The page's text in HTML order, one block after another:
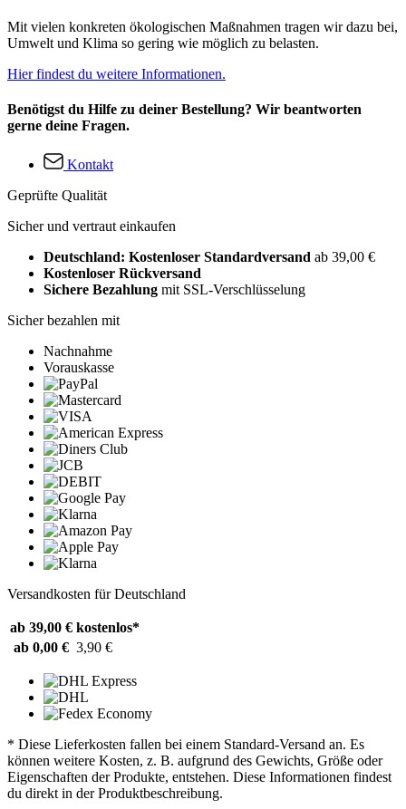
Mit vielen konkreten ökologischen Maßnahmen tragen wir dazu bei,
Umwelt und Klima so gering wie möglich zu belasten.
Hier findest du weitere Informationen.
Benötigst du Hilfe zu deiner Bestellung? Wir beantworten
gerne deine Fragen.
Kontakt
Geprüfte Qualität
Sicher und vertraut einkaufen
Deutschland: Kostenloser Standardversand ab 39,00 €
Kostenloser Rückversand
Sichere Bezahlung mit SSL-Verschlüsselung
Sicher bezahlen mit
Nachnahme
Vorauskasse
Versandkosten für Deutschland
ab 39,00 € kostenlos*
ab 0,00 € 3,90 €
* Diese Lieferkosten fallen bei einem Standard-Versand an. Es
können weitere Kosten, z. B. aufgrund des Gewichts, Größe oder
Eigenschaften der Produkte, entstehen. Diese Informationen findest
du direkt in der Produktbeschreibung.